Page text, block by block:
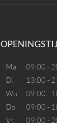
Ma.
09:00 -
Di.
13:00 -
Wo.
09:00 -
Do.
09:00 -
Vr.
09:00 -